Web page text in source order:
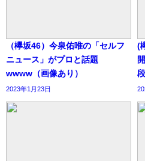
（欅坂46）今泉佑唯の「セルフ
ニュース」がプロと話題
wwww（画像あり）
2023年1月23日
(